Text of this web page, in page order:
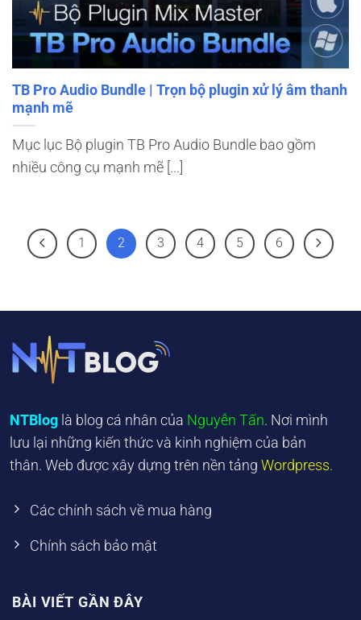
TB Pro Audio Bundle | Trọn bộ plugin xử lý âm thanh
mạnh mẽ
Mục lục Bộ plugin TB Pro Audio Bundle bao gồm
nhiều công cụ mạnh mẽ [...]
1 2 3 4 5 6
NTBlog là blog cá nhân của Nguyễn Tấn. Nơi mình
lưu lại những kiến thức và kinh nghiệm của bản
thân. Web được xây dựng trên nền tảng Wordpress.
Các chính sách về mua hàng
Chính sách bảo mật
BÀI VIẾT GẦN ĐÂY